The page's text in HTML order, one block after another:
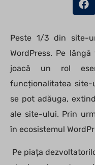
Peste 1/3 din site-
WordPress. Pe
joacă un rol
funcționalitatea site-
se pot adăuga,
ale site-ului. Prin
în ecosistemul
Pe piața